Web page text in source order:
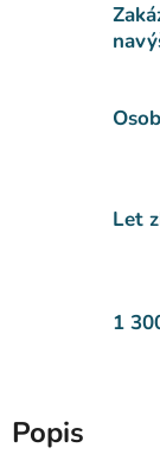
Let
1
Popis